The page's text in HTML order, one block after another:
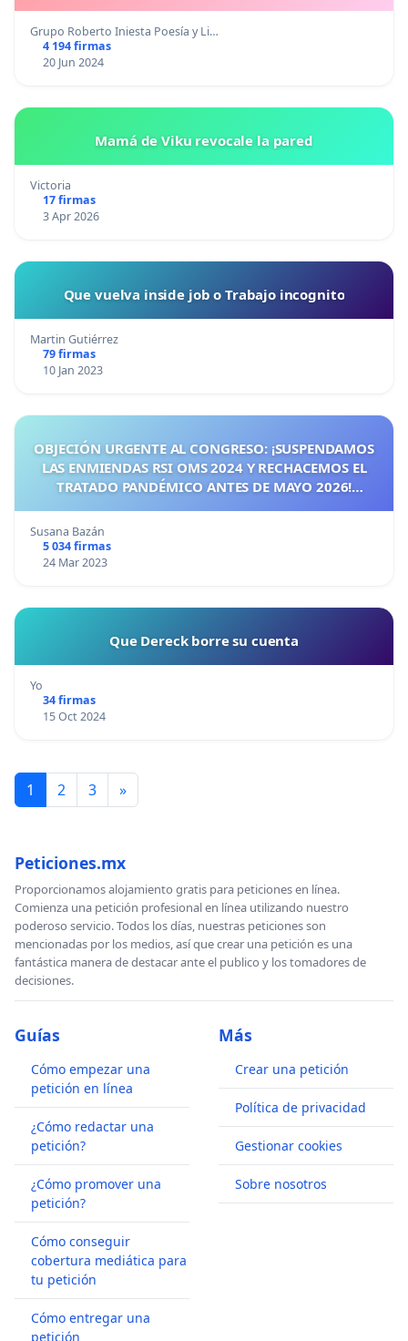
Grupo Roberto Iniesta Poesía y Li…
4 194 firmas
20 Jun 2024
Mamá de Viku revocale la pared
Victoria
17 firmas
3 Apr 2026
Que vuelva inside job o Trabajo incognito
Martin Gutiérrez
79 firmas
10 Jan 2023
OBJECIÓN URGENTE AL CONGRESO: ¡SUSPENDAMOS
LAS ENMIENDAS RSI OMS 2024 Y RECHACEMOS EL
TRATADO PANDÉMICO ANTES DE MAYO 2026!
Susana Bazán
5 034 firmas
24 Mar 2023
Que Dereck borre su cuenta
Yo
34 firmas
15 Oct 2024
1 2 3 »
Peticiones.mx
Proporcionamos alojamiento gratis para peticiones en línea.
Comienza una petición profesional en línea utilizando nuestro
poderoso servicio. Todos los días, nuestras peticiones son
mencionadas por los medios, así que crear una petición es una
fantástica manera de destacar ante el publico y los tomadores de
decisiones.
Guías
Cómo empezar una
petición en línea
¿Cómo redactar una
petición?
¿Cómo promover una
petición?
Cómo conseguir
cobertura mediática para
tu petición
Cómo entregar una
petición
Más
Crear una petición
Política de privacidad
Gestionar cookies
Sobre nosotros